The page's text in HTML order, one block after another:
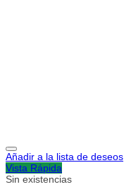
Añadir a la lista de deseos
Vista Rápida
Sin existencias